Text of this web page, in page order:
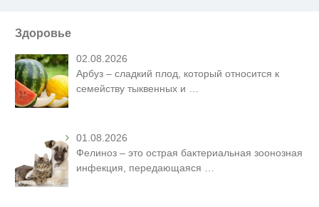
Здоровье
02.08.2026
Арбуз – сладкий плод, который относится к
семейству тыквенных и
01.08.2026
Фелиноз – это острая бактериальная зоонозная
инфекция, передающаяся